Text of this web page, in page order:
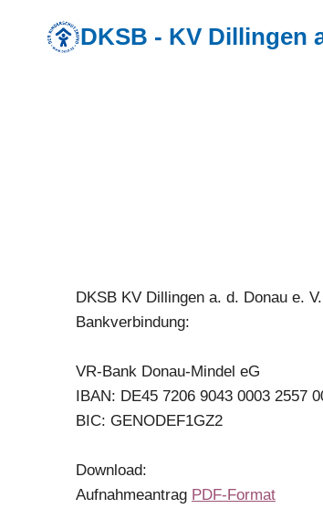
DKSB - KV Dillingen
DKSB KV Dil­lin­gen a. d. Donau e. V.
Bank­ver­bin­dung:
VR-Bank Donau-Min­del eG
IBAN: DE45 7206 9043 0003 2557
BIC: GENODEF1GZ2
Down­load:
Auf­nah­me­an­trag PDF-For­mat